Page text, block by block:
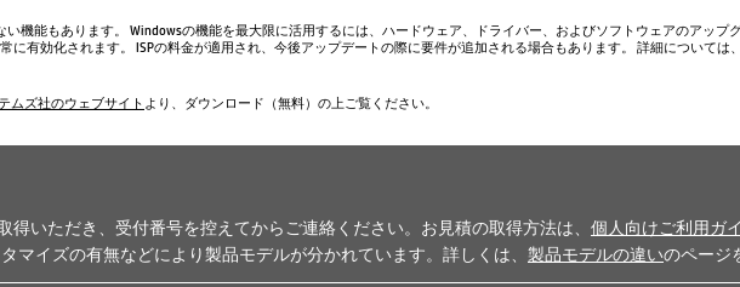
機能もあります。 Windowsの機能を最大限に活用するには、ハードウェア、ドライバー、およびソフトウェアのアップ
有効化されます。 ISPの料金が適用され、今後アップデートの際に要件が追加される場合もあります。 詳細については、
ムズ社のウェブサイト より、ダウンロード（無料）の上ご覧ください。
いただき、受付番号を控えてからご連絡ください。お見積の取得方法は、 個人向けご利用ガ
マイズの有無などにより製品モデルが分かれています。詳しくは、 製品モデルの違いのページ